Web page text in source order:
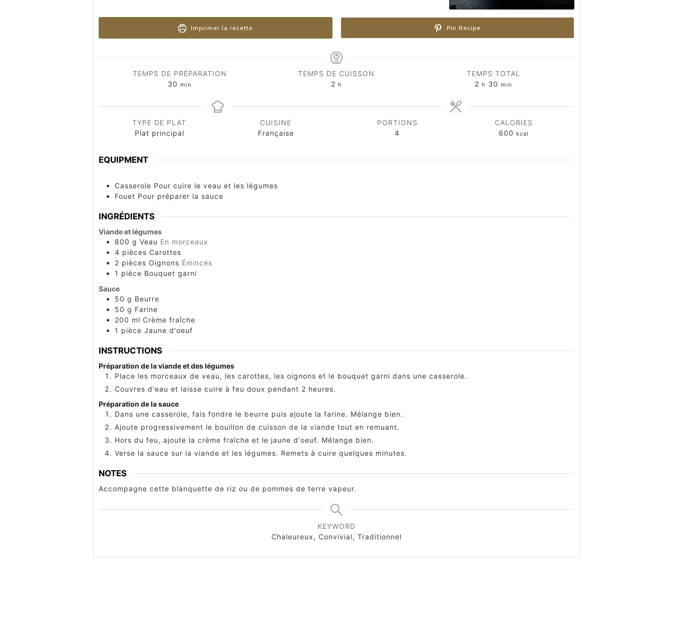
Imprimer la recette Pin Recipe
TEMPS DE PRÉPARATION
30 minutes
min
TEMPS DE CUISSON
2heures
h
TEMPS TOTAL
2heures
h 30 minutes
min
TYPE DE PLAT
Plat principal
CUISINE
Française
PORTIONS
4
CALORIES
600 kcal
EQUIPMENT
Casserole Pour cuire le veau et les légumes
Fouet Pour préparer la sauce
INGRÉDIENTS
Viande et légumes
800 g Veau En morceaux
4 pièces Carottes
2 pièces Oignons Émincés
1 pièce Bouquet garni
Sauce
50 g Beurre
50 g Farine
200 ml Crème fraîche
1 pièce Jaune d'oeuf
INSTRUCTIONS
Préparation de la viande et des légumes
Place les morceaux de veau, les carottes, les oignons et le bouquet garni dans une casserole.
Couvres d'eau et laisse cuire à feu doux pendant 2 heures.
Préparation de la sauce
Dans une casserole, fais fondre le beurre puis ajoute la farine. Mélange bien.
Ajoute progressivement le bouillon de cuisson de la viande tout en remuant.
Hors du feu, ajoute la crème fraîche et le jaune d'oeuf. Mélange bien.
Verse la sauce sur la viande et les légumes. Remets à cuire quelques minutes.
NOTES
Accompagne cette blanquette de riz ou de pommes de terre vapeur.
KEYWORD
Chaleureux, Convivial, Traditionnel